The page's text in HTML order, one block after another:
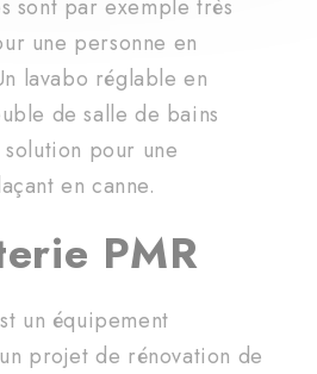
sont par exemple très
une personne en
lavabo réglable en
de salle de bains
pour une
en canne.
PMR
un équipement
projet de rénovation de